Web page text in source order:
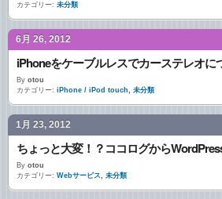
カテゴリー: 未分類
6月 26, 2012
iPhoneをケーブルレスでカーステレオに
By otou
カテゴリー: iPhone / iPod touch, 未分類
1月 23, 2012
ちょっと大変！？ココログから
By otou
カテゴリー: Webサービス, 未分類